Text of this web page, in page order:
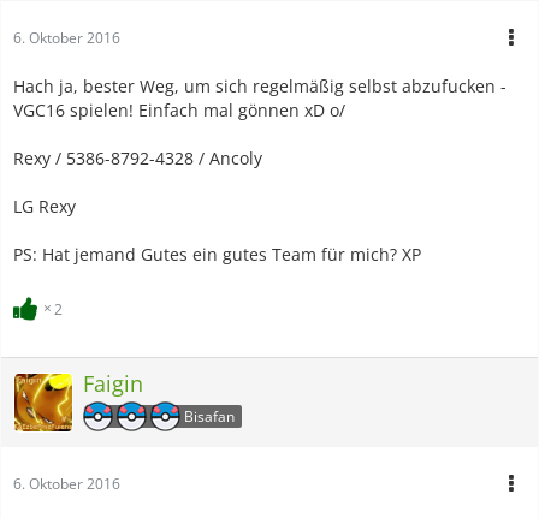
6. Oktober 2016
Hach ja, bester Weg, um sich regelmäßig selbst abzufucken -
VGC16 spielen! Einfach mal gönnen xD o/
Rexy / 5386-8792-4328 / Ancoly
LG Rexy
PS: Hat jemand Gutes ein gutes Team für mich? XP
2
Faigin
Bisafan
6. Oktober 2016